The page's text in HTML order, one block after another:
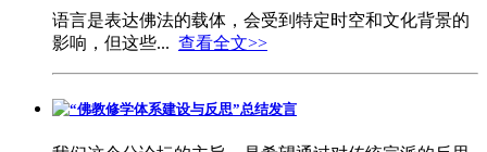
语言是表达佛法的载体，会受到特定时空和文化背景的
影响，但这些... 查看全文>>
“佛教修学体系建设与反思”总结发言